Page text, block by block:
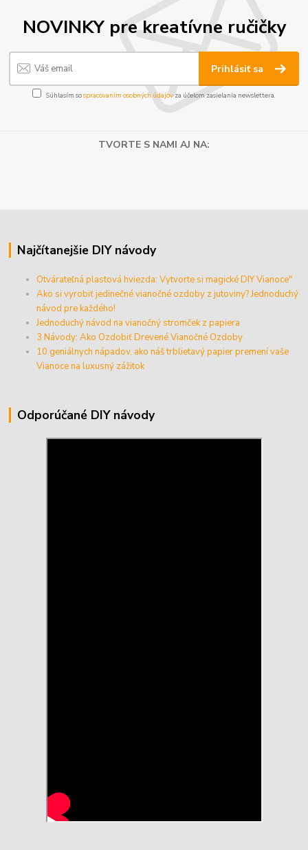
NOVINKY pre kreatívne ručičky
Prihlásiť sa
Súhlasím sospracovaním osobných údajov za účelom zasielania newslettera.
TVORTE S NAMI AJ NA:
Najčítanejšie DIY návody
Otvárateľná plastová hviezda: Vytvorte si magické DIY Vianoce"
Ako si vyrobiť jedinečné vianočné ozdoby z jutoviny? Jednoduchý
návod pre každého!
Jednoduchý návod na vianočný stromček z papiera
3 Návody: Ako Ozdobiť Drevené Vianočné Ozdoby
10 geniálnych nápadov, ako náš trblietavý papier premení vaše
Vianoce na luxusný zážitok
Odporúčané DIY návody